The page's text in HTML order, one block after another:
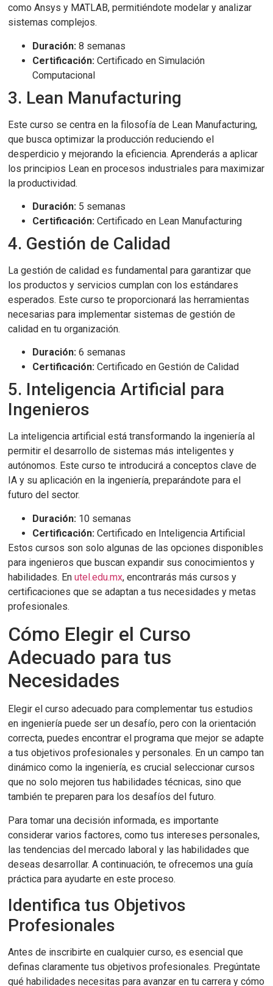
como Ansys y MATLAB, permitiéndote modelar y analizar
sistemas complejos.
Duración: 8 semanas
Certificación: Certificado en Simulación
Computacional
3. Lean Manufacturing
Este curso se centra en la filosofía de Lean Manufacturing,
que busca optimizar la producción reduciendo el
desperdicio y mejorando la eficiencia. Aprenderás a aplicar
los principios Lean en procesos industriales para maximizar
la productividad.
Duración: 5 semanas
Certificación: Certificado en Lean Manufacturing
4. Gestión de Calidad
La gestión de calidad es fundamental para garantizar que
los productos y servicios cumplan con los estándares
esperados. Este curso te proporcionará las herramientas
necesarias para implementar sistemas de gestión de
calidad en tu organización.
Duración: 6 semanas
Certificación: Certificado en Gestión de Calidad
5. Inteligencia Artificial para
Ingenieros
La inteligencia artificial está transformando la ingeniería al
permitir el desarrollo de sistemas más inteligentes y
autónomos. Este curso te introducirá a conceptos clave de
IA y su aplicación en la ingeniería, preparándote para el
futuro del sector.
Duración: 10 semanas
Certificación: Certificado en Inteligencia Artificial
Estos cursos son solo algunas de las opciones disponibles
para ingenieros que buscan expandir sus conocimientos y
habilidades. Enutel.edu.mx, encontrarás más cursos y
certificaciones que se adaptan a tus necesidades y metas
profesionales.
Cómo Elegir el Curso
Adecuado para tus
Necesidades
Elegir el curso adecuado para complementar tus estudios
en ingeniería puede ser un desafío, pero con la orientación
correcta, puedes encontrar el programa que mejor se adapte
a tus objetivos profesionales y personales. En un campo tan
dinámico como la ingeniería, es crucial seleccionar cursos
que no solo mejoren tus habilidades técnicas, sino que
también te preparen para los desafíos del futuro.
Para tomar una decisión informada, es importante
considerar varios factores, como tus intereses personales,
las tendencias del mercado laboral y las habilidades que
deseas desarrollar. A continuación, te ofrecemos una guía
práctica para ayudarte en este proceso.
Identifica tus Objetivos
Profesionales
Antes de inscribirte en cualquier curso, es esencial que
definas claramente tus objetivos profesionales. Pregúntate
qué habilidades necesitas para avanzar en tu carrera y cómo